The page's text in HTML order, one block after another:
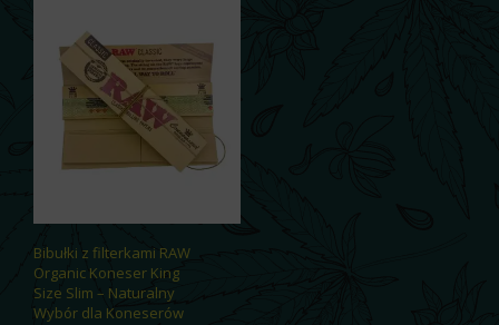
Bibułki z filterkami RAW
Organic Koneser King
Size Slim – Naturalny
Wybór dla Koneserów